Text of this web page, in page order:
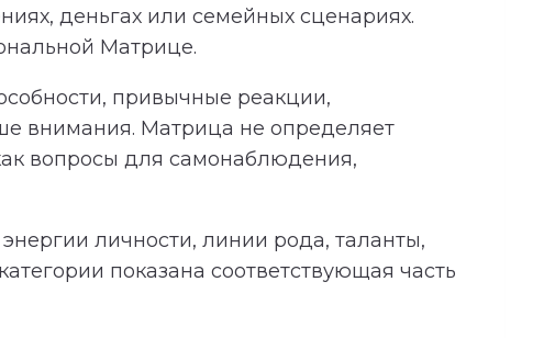
деньгах или семейных сценариях.
Матрице.
привычные реакции,
внимания. Матрица не определяет
вопросы для самонаблюдения,
личности, линии рода, таланты,
показана соответствующая часть